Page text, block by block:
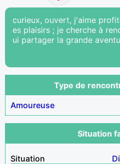
curieux, ouvert, j'aime
es plaisirs ; je cherche à
ui partager la grande
Type de
Amoureuse
Situation
Situation